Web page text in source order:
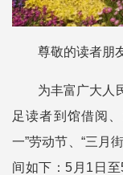
尊敬的读者朋
为丰富广大人
足读者到馆借阅
一”劳动节、“三月
间如下：5月1日